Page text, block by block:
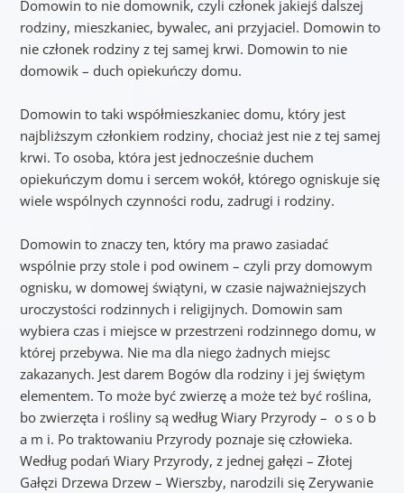
Domowin to nie domownik, czyli członek jakiejś dalszej
rodziny, mieszkaniec, bywalec, ani przyjaciel. Domowin to
nie członek rodziny z tej samej krwi. Domowin to nie
domowik – duch opiekuńczy domu.
Domowin to taki współmieszkaniec domu, który jest
najbliższym członkiem rodziny, chociaż jest nie z tej samej
krwi. To osoba, która jest jednocześnie duchem
opiekuńczym domu i sercem wokół, którego ogniskuje się
wiele wspólnych czynności rodu, zadrugi i rodziny.
Domowin to znaczy ten, który ma prawo zasiadać
wspólnie przy stole i pod owinem – czyli przy domowym
ognisku, w domowej świątyni, w czasie najważniejszych
uroczystości rodzinnych i religijnych. Domowin sam
wybiera czas i miejsce w przestrzeni rodzinnego domu, w
której przebywa. Nie ma dla niego żadnych miejsc
zakazanych. Jest darem Bogów dla rodziny i jej świętym
elementem. To może być zwierzę a może też być roślina,
bo zwierzęta i rośliny są według Wiary Przyrody – o s o b
a m i. Po traktowaniu Przyrody poznaje się człowieka.
Według podań Wiary Przyrody, z jednej gałęzi – Złotej
Gałęzi Drzewa Drzew – Wierszby, narodzili się Zerywanie